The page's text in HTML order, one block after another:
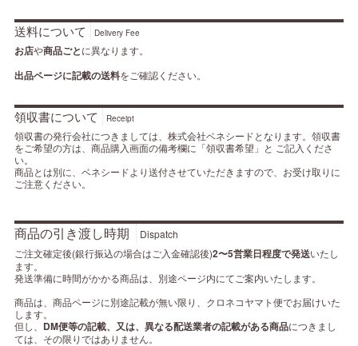
送料について Delivery Fee
お店や商品ごとに異なります。
出品ページに記載の送料をご確認ください。
領収書について Receipt
領収書の発行会社につきましては、株式会社ベネシードとなります。領収書
をご希望の方は、商品購入画面の備考欄に「領収書希望」と ご記入くださ
い。
商品とは別に、ベネシードより送付させていただきますので、お受け取りに
ご注意ください。
商品の引き渡し時期
Dispatch
ご注文確定後(銀行振込の場合はご入金確認後)2〜5営業日程度で発送いたし
ます。
発送準備に時間がかかる商品は、別途ページ内にてご案内いたします。
商品は、商品ページに別途記載が無い限り、クロネコヤマト便でお届けいた
します。
但し、 DM便等の記載、又は、異なる配送業者の記載がある商品につきまし
ては、その限りではありません。